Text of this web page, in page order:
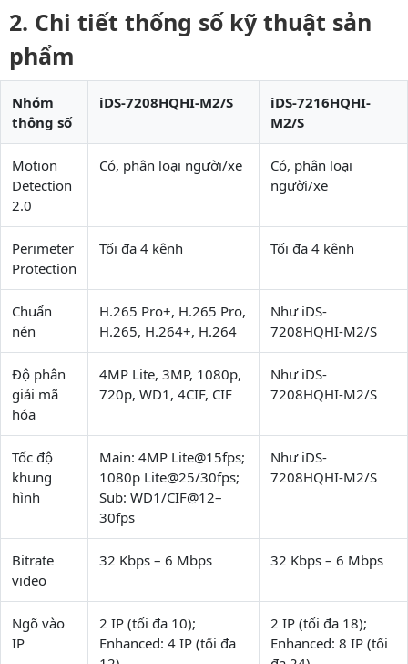
Chi tiết thống số kỹ thuật sản
phẩm
Nhóm
thông số
iDS-7208HQHI-M2/S
iDS-7216HQHI-
M2/S
Motion
Detection
2.0
Có, phân loại người/xe
Có, phân loại
người/xe
Perimeter
Protection
Tối đa 4 kênh Tối đa 4 kênh
Chuẩn
nén
H.265 Pro+, H.265 Pro,
H.265, H.264+, H.264
Như iDS-
7208HQHI-M2/S
Độ phân
giải mã
hóa
4MP Lite, 3MP, 1080p,
720p, WD1, 4CIF, CIF
Như iDS-
7208HQHI-M2/S
Tốc độ
khung
hình
Main: 4MP Lite@15fps;
1080p Lite@25/30fps;
Sub: WD1/CIF@12–
30fps
Như iDS-
7208HQHI-M2/S
Bitrate
video
32 Kbps – 6 Mbps 32 Kbps – 6 Mbps
Ngõ vào
IP
2 IP (tối đa 10);
Enhanced: 4 IP (tối đa
2 IP (tối đa 18);
Enhanced: 8 IP (tối